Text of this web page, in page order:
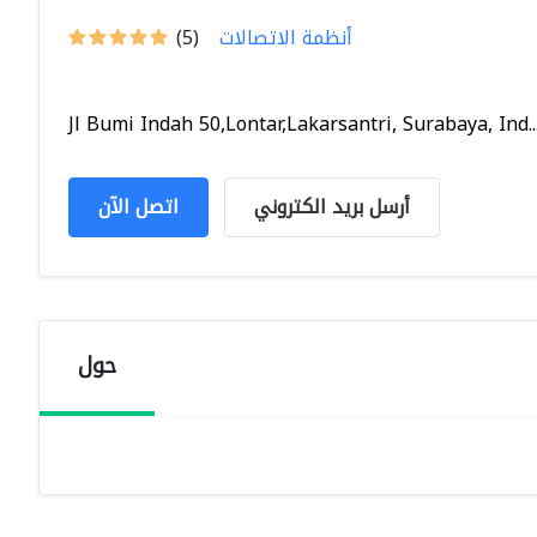
(5) أنظمة الاتصالات
Jl Bumi Indah 50,Lontar,Lakarsantri, Surabaya,
اتصل الآن أرسل بريد الكتروني
حول